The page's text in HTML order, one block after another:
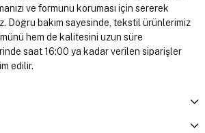
ve formunu koruması için sererek
Doğru bakım sayesinde, tekstil ürünlerimiz
hem de kalitesini uzun süre
saat 16:00 ya kadar verilen siparişler
edilir.